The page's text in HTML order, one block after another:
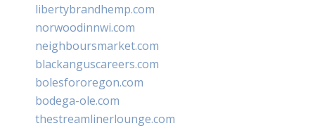
libertybrandhemp.com
norwoodinnwi.com
neighboursmarket.com
blackanguscareers.com
bolesfororegon.com
bodega-ole.com
thestreamlinerlounge.com